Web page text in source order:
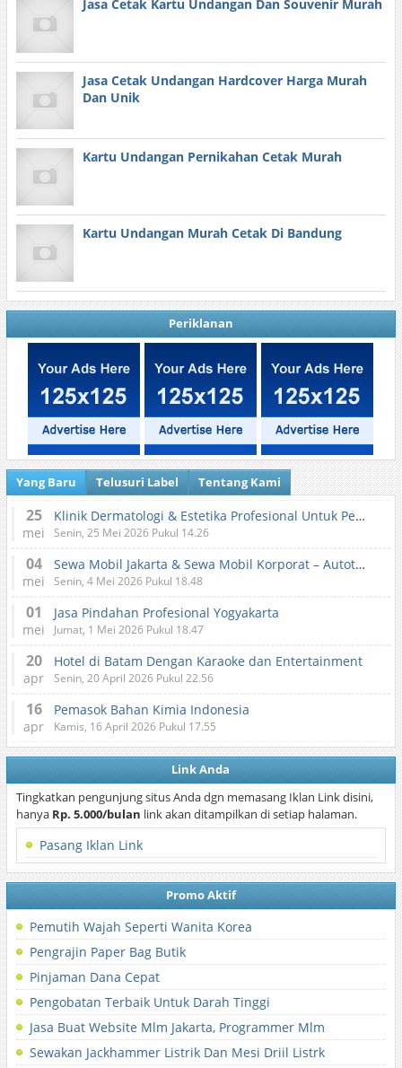
Jasa Cetak Kartu Undangan Dan Souvenir Murah
Jasa Cetak Undangan Hardcover Harga Murah
Dan Unik
Kartu Undangan Pernikahan Cetak Murah
Kartu Undangan Murah Cetak Di Bandung
Periklanan
Yang Baru Telusuri Label Tentang Kami
25
mei
Klinik Dermatologi & Estetika Profesional Untuk Perawatan Kulit dan Kecantikan
Senin, 25 Mei 2026 Pukul 14.26
04
mei
Sewa Mobil Jakarta & Sewa Mobil Korporat – Autotranz Indonesia
Senin, 4 Mei 2026 Pukul 18.48
01
mei
Jasa Pindahan Profesional Yogyakarta
Jumat, 1 Mei 2026 Pukul 18.47
20
apr
Hotel di Batam Dengan Karaoke dan Entertainment
Senin, 20 April 2026 Pukul 22.56
16
apr
Pemasok Bahan Kimia Indonesia
Kamis, 16 April 2026 Pukul 17.55
Link Anda
Tingkatkan pengunjung situs Anda dgn memasang Iklan Link disini,
hanya Rp. 5.000/bulan link akan ditampilkan di setiap halaman.
Pasang Iklan Link
Promo Aktif
Pemutih Wajah Seperti Wanita Korea
Pengrajin Paper Bag Butik
Pinjaman Dana Cepat
Pengobatan Terbaik Untuk Darah Tinggi
Jasa Buat Website Mlm Jakarta, Programmer Mlm
Sewakan Jackhammer Listrik Dan Mesi Driil Listrk